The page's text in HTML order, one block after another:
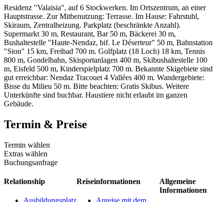
Residenz "Valaisia", auf 6 Stockwerken. Im Ortszentrum, an einer
Hauptstrasse. Zur Mitbenutzung: Terrasse. Im Hause: Fahrstuhl,
Skiraum, Zentralheizung. Parkplatz (beschränkte Anzahl).
Supermarkt 30 m, Restaurant, Bar 50 m, Bäckerei 30 m,
Bushaltestelle "Haute-Nendaz, bif. Le Déserteur" 50 m, Bahnstation
"Sion" 15 km, Freibad 700 m. Golfplatz (18 Loch) 18 km, Tennis
800 m, Gondelbahn, Skisportanlagen 400 m, Skibushaltestelle 100
m, Eisfeld 500 m, Kinderspielplatz 700 m. Bekannte Skigebiete sind
gut erreichbar: Nendaz Tracouet 4 Vallées 400 m. Wandergebiete:
Bisse du Milieu 50 m. Bitte beachten: Gratis Skibus. Weitere
Unterkünfte sind buchbar. Haustiere nicht erlaubt im ganzen
Gebäude.
Termin & Preise
Termin wählen
Extras wählen
Buchungsanfrage
Relationship Reiseinformationen
Allgemeine
Informationen